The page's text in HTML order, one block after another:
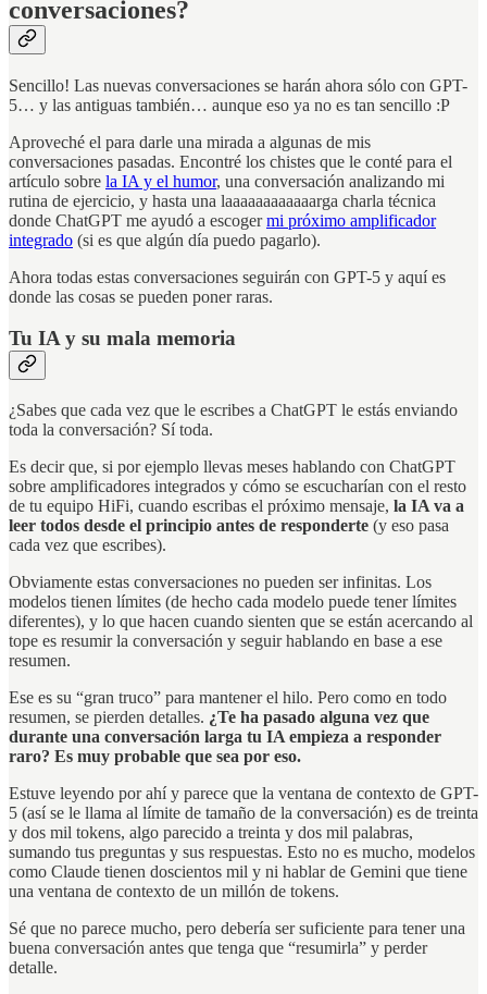
conversaciones?
Sencillo! Las nuevas conversaciones se harán ahora sólo con GPT-
5… y las antiguas también… aunque eso ya no es tan sencillo :P
Aproveché el para darle una mirada a algunas de mis
conversaciones pasadas. Encontré los chistes que le conté para el
artículo sobre la IA y el humor, una conversación analizando mi
rutina de ejercicio, y hasta una laaaaaaaaaaaarga charla técnica
donde ChatGPT me ayudó a escogermi próximo amplificador
integrado (si es que algún día puedo pagarlo).
Ahora todas estas conversaciones seguirán con GPT-5 y aquí es
donde las cosas se pueden poner raras.
Tu IA y su mala memoria
¿Sabes que cada vez que le escribes a ChatGPT le estás enviando
toda la conversación? Sí toda.
Es decir que, si por ejemplo llevas meses hablando con ChatGPT
sobre amplificadores integrados y cómo se escucharían con el resto
de tu equipo HiFi, cuando escribas el próximo mensaje, la IA va a
leer todos desde el principio antes de responderte (y eso pasa
cada vez que escribes).
Obviamente estas conversaciones no pueden ser infinitas. Los
modelos tienen límites (de hecho cada modelo puede tener límites
diferentes), y lo que hacen cuando sienten que se están acercando al
tope es resumir la conversación y seguir hablando en base a ese
resumen.
Ese es su “gran truco” para mantener el hilo. Pero como en todo
resumen, se pierden detalles. ¿Te ha pasado alguna vez que
durante una conversación larga tu IA empieza a responder
raro? Es muy probable que sea por eso.
Estuve leyendo por ahí y parece que la ventana de contexto de GPT-
5 (así se le llama al límite de tamaño de la conversación) es de treinta
y dos mil tokens, algo parecido a treinta y dos mil palabras,
sumando tus preguntas y sus respuestas. Esto no es mucho, modelos
como Claude tienen doscientos mil y ni hablar de Gemini que tiene
una ventana de contexto de un millón de tokens.
Sé que no parece mucho, pero debería ser suficiente para tener una
buena conversación antes que tenga que “resumirla” y perder
detalle.